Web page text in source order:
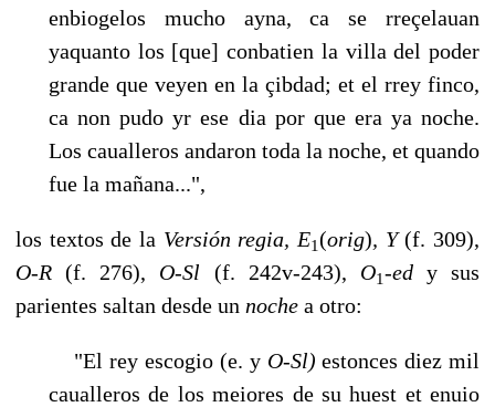
enbiogelos mucho ayna, ca se rreçelauan
yaquanto los [que] conbatien la villa del poder
grande que veyen en la çibdad; et el rrey finco,
ca non pudo yr ese dia por que era ya noche.
Los caualleros andaron toda la noche, et quando
fue la mañana...",
los textos de la Versión regia, E1(orig), Y(f. 309),
O-R(f. 276), O-Sl (f. 242v-243), O1-ed y sus
parientes saltan desde un noche a otro:
"El rey escogio (e. y O-Sl)estonces diez mil
caualleros de los meiores de su huest et enuio